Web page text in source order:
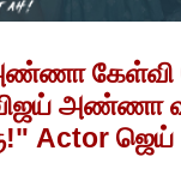
கேள்வி
விஜய் அண்ணா
Actor ஜெய்